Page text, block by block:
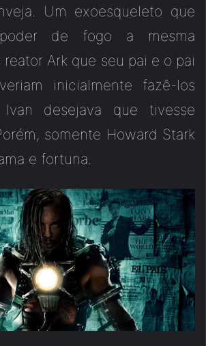
Um exoesqueleto que
de fogo a mesma
Ark que seu pai e o pai
inicialmente fazê-los
desejava que tivesse
somente Howard Stark
e fortuna.